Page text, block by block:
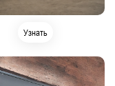
Узнать